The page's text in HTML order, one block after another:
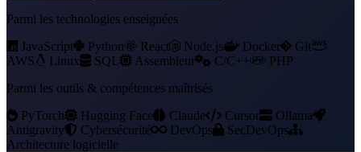
Parmi les technologies enseignées
JavaScript
Python React Node.js Docker
Git
AWS
Linux SQL Assembleur C/C++
PHP
Parmi les outils & compétences maîtrisés
PyTorch
Hugging Face Claude Cursor
Ollama
Antigravity
Cybersécurité DevOps
SecDevOps
Architecture logicielle